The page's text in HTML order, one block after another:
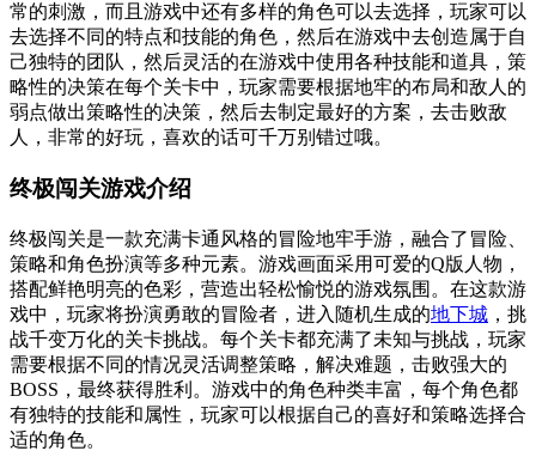
常的刺激，而且游戏中还有多样的角色可以去选择，玩家可以
去选择不同的特点和技能的角色，然后在游戏中去创造属于自
己独特的团队，然后灵活的在游戏中使用各种技能和道具，策
略性的决策在每个关卡中，玩家需要根据地牢的布局和敌人的
弱点做出策略性的决策，然后去制定最好的方案，去击败敌
人，非常的好玩，喜欢的话可千万别错过哦。
终极闯关游戏介绍
终极闯关是一款充满卡通风格的冒险地牢手游，融合了冒险、
策略和角色扮演等多种元素。游戏画面采用可爱的Q版人物，
搭配鲜艳明亮的色彩，营造出轻松愉悦的游戏氛围。在这款游
戏中，玩家将扮演勇敢的冒险者，进入随机生成的地下城 ，挑
战千变万化的关卡挑战。每个关卡都充满了未知与挑战，玩家
需要根据不同的情况灵活调整策略，解决难题，击败强大的
BOSS，最终获得胜利。游戏中的角色种类丰富，每个角色都
有独特的技能和属性，玩家可以根据自己的喜好和策略选择合
适的角色。